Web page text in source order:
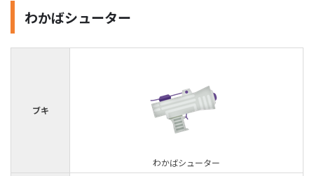
わかばシューター
ブキ
わかばシューター